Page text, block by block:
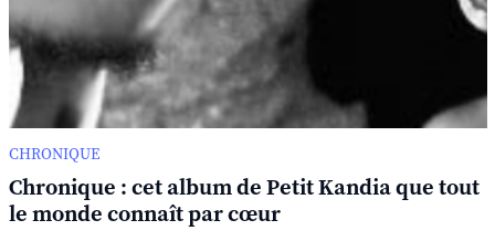
CHRONIQUE
Chronique : cet album de Petit Kandia que tout
le monde connaît par cœur